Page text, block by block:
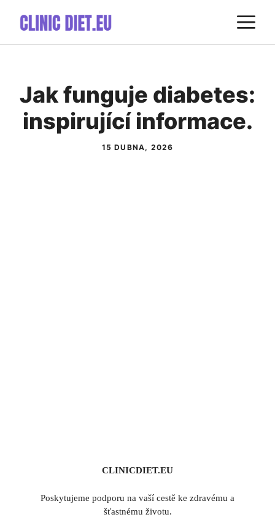
obsah
Jak funguje diabetes:
inspirující informace.
15 DUBNA, 2026
CLINICDIET.EU
Poskytujeme podporu na vaší cestě ke zdravému a
šťastnému životu.